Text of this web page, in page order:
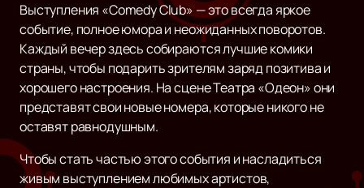
Выступления «Comedy Club» — это всегда яркое
событие, полное юмора и неожиданных поворотов.
Каждый вечер здесь собираются лучшие комики
страны, чтобы подарить зрителям заряд позитива и
хорошего настроения. На сцене Театра «Одеон» они
представят свои новые номера, которые никого не
оставят равнодушным.
Чтобы стать частью этого события и насладиться
живым выступлением любимых артистов,